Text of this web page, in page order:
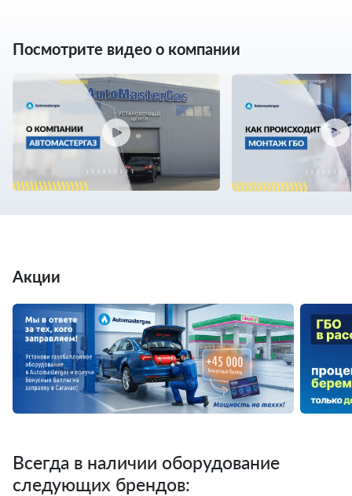
Посмотрите видео о компании
Акции
Всегда в наличии оборудование
следующих брендов: